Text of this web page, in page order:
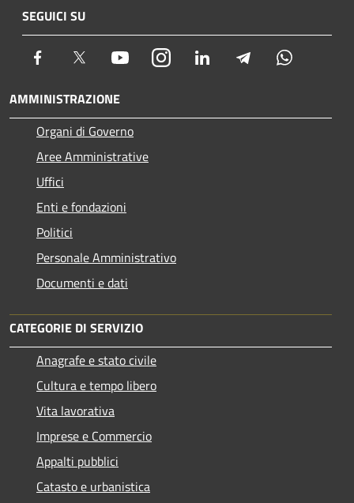
SEGUICI SU
Facebook Twitter YoutubeInstagram LinkedIn Telegram
AMMINISTRAZIONE
Organi di Governo
Aree Amministrative
Uffici
Enti e fondazioni
Politici
Personale Amministrativo
Documenti e dati
CATEGORIE DI SERVIZIO
Anagrafe e stato civile
Cultura e tempo libero
Vita lavorativa
Imprese e Commercio
Appalti pubblici
Catasto e urbanistica